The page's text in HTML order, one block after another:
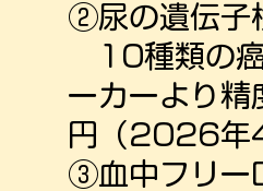
②尿の遺伝子
10種類の癌
ーカーより
円（2026年4
③血中フリ